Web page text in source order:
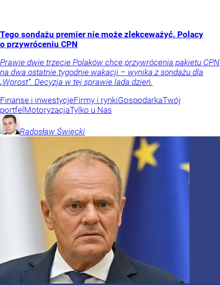
Tego sondażu premier nie może zlekceważyć. Polacy
o przywróceniu CPN
Prawie dwie trzecie Polaków chce przywrócenia pakietu CPN
na dwa ostatnie tygodnie wakacji – wynika z sondażu dla
„Wprost”. Decyzja w tej sprawie lada dzień.
Finanse i inwestycjeFirmy i rynkiGospodarkaTwój
portfel MotoryzacjaTylko u Nas
Radosław Święcki